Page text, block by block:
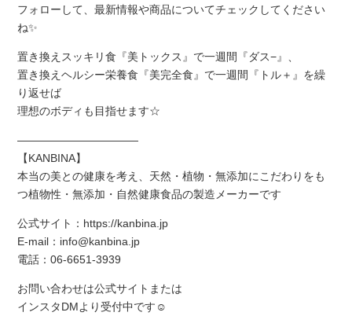
フォローして、最新情報や商品についてチェックしてください
ね✨
置き換えスッキリ食『美トックス』で一週間『ダス−』、
置き換えヘルシー栄養食『美完全食』で一週間『トル＋』を繰
り返せば
理想のボディも目指せます☆
———————————
【KANBINA】
本当の美との健康を考え、天然・植物・無添加にこだわりをも
つ植物性・無添加・自然健康食品の製造メーカーです
公式サイト：https://kanbina.jp
E-mail：info@kanbina.jp
電話：06-6651-3939
お問い合わせは公式サイトまたは
インスタDMより受付中です☺